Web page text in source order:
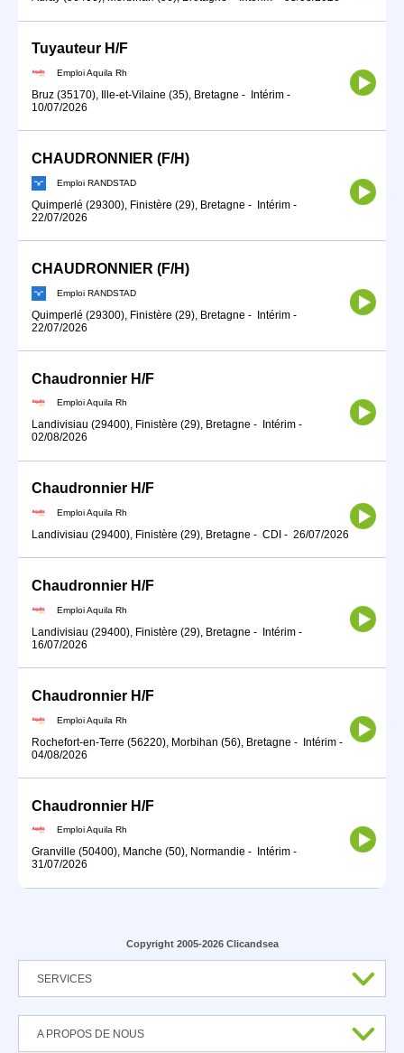
Tuyauteur H/F
Emploi Aquila Rh
Bruz (35170), Ille-et-Vilaine (35), Bretagne - Intérim -
10/07/2026
CHAUDRONNIER (F/H)
Emploi RANDSTAD
Quimperlé (29300), Finistère (29), Bretagne - Intérim -
22/07/2026
CHAUDRONNIER (F/H)
Emploi RANDSTAD
Quimperlé (29300), Finistère (29), Bretagne - Intérim -
22/07/2026
Chaudronnier H/F
Emploi Aquila Rh
Landivisiau (29400), Finistère (29), Bretagne - Intérim -
02/08/2026
Chaudronnier H/F
Emploi Aquila Rh
Landivisiau (29400), Finistère (29), Bretagne - CDI - 26/07/2026
Chaudronnier H/F
Emploi Aquila Rh
Landivisiau (29400), Finistère (29), Bretagne - Intérim -
16/07/2026
Chaudronnier H/F
Emploi Aquila Rh
Rochefort-en-Terre (56220), Morbihan (56), Bretagne - Intérim -
04/08/2026
Chaudronnier H/F
Emploi Aquila Rh
Granville (50400), Manche (50), Normandie - Intérim -
31/07/2026
Copyright 2005-2026 Clicandsea
SERVICES
A PROPOS DE NOUS